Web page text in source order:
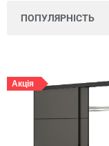
Висота
Ширина
Акція